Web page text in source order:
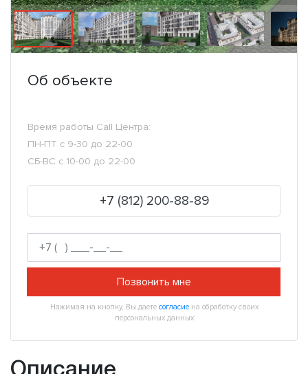
Об объекте
Время работы Call Центра:
ПН-ПТ с 9-30 до 22-00
СБ-ВС с 10-00 до 22-00
+7 (812) 200-88-89
Позвонить мне
Нажимая на кнопку, Вы даете согласиена обработку своих
персональных данных